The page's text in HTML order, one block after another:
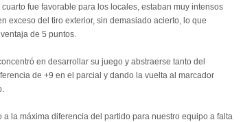
fue favorable para los locales, estaban muy intensos
exceso del tiro exterior, sin demasiado acierto, lo que
de 5 puntos.
en desarrollar su juego y abstraerse tanto del
de +9 en el parcial y dando la vuelta al marcador
la máxima diferencia del partido para nuestro equipo a falta